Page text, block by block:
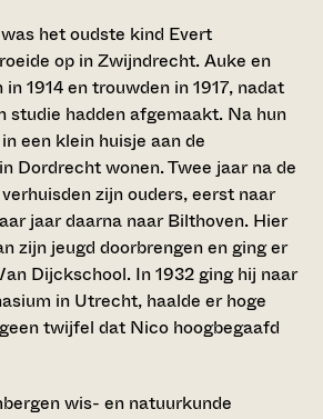
het oudste kind Evert
op in Zwijndrecht. Auke en
1914 en trouwden in 1917, nadat
studie hadden afgemaakt. Na hun
een klein huisje aan de
Dordrecht wonen. Twee jaar na de
zijn ouders, eerst naar
jaar daarna naar Bilthoven. Hier
zijn jeugd doorbrengen en ging er
Dijckschool. In 1932 ging hij naar
in Utrecht, haalde er hoge
twijfel dat Nico hoogbegaafd
wis- en natuurkunde